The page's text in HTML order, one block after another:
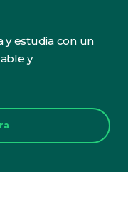
y estudia con un
y